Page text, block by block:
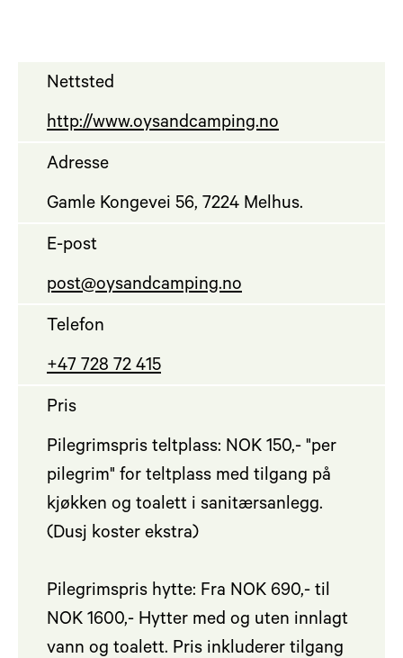
Nettsted
http://www.oysandcamping.no
Adresse
Gamle Kongevei 56, 7224 Melhus.
E-post
post@oysandcamping.no
Telefon
+47 728 72 415
Pris
Pilegrimspris teltplass: NOK 150,- "per
pilegrim" for teltplass med tilgang på
kjøkken og toalett i sanitærsanlegg.
(Dusj koster ekstra)
Pilegrimspris hytte: Fra NOK 690,- til
NOK 1600,- Hytter med og uten innlagt
vann og toalett. Pris inkluderer tilgang